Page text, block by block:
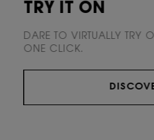
TRY IT ON
DARE TO VIRTUALLY TRY
ONE CLICK.